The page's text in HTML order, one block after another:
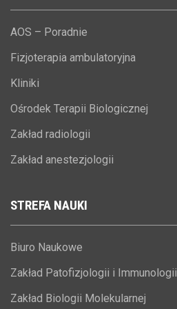
AOS – Poradnie
Fizjoterapia ambulatoryjna
Kliniki
Ośrodek Terapii Biologicznej
Zakład radiologii
Zakład anestezjologii
STREFA NAUKI
Biuro Naukowe
Zakład Patofizjologii i Immunologii
Zakład Biologii Molekularnej